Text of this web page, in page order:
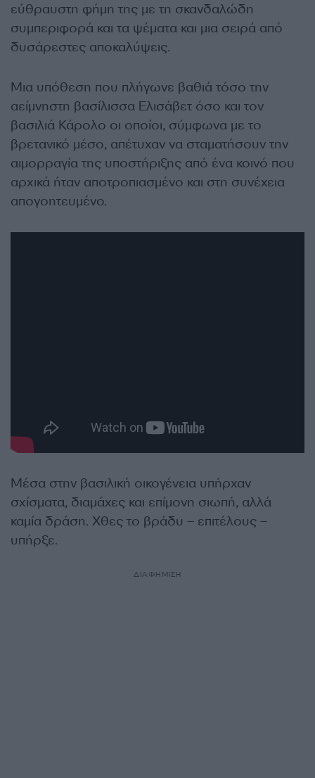
εύθραυστη φήμη της με τη σκανδαλώδη
συμπεριφορά και τα ψέματα και μια σειρά από
δυσάρεστες αποκαλύψεις.
Μια υπόθεση που πλήγωνε βαθιά τόσο την
αείμνηστη βασίλισσα Ελισάβετ όσο και τον
βασιλιά Κάρολο οι οποίοι, σύμφωνα με το
βρετανικό μέσο, απέτυχαν να σταματήσουν την
αιμορραγία της υποστήριξης από ένα κοινό που
αρχικά ήταν αποτροπιασμένο και στη συνέχεια
απογοητευμένο.
Μέσα στην βασιλική οικογένεια υπήρχαν
σχίσματα, διαμάχες και επίμονη σιωπή, αλλά
καμία δράση. Χθες το βράδυ – επιτέλους –
υπήρξε.
ΔΙΑΦΗΜΙΣΗ